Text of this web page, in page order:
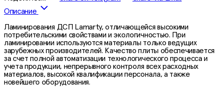
Описание
Ламинирования ДСП Lamarty, отличающейся высокими
потребительскими свойствами и экологичностью. При
ламинировании используются материалы только ведущих
зарубежных производителей. Качество плиты обеспечивается
за счет полной автоматизации технологического процесса и
учета продукции, непрерывного контроля всех расходных
материалов, высокой квалификации персонала, а также
новейшего оборудования.